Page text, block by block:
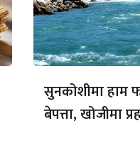
सुनकोशीमा हाम
बेपत्ता, खोजीमा